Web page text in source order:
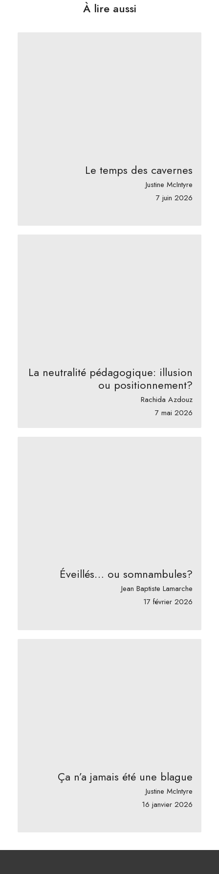
À lire aussi
Le temps des cavernes
Justine McIntyre
7 juin 2026
La neutralité pédagogique: illusion
ou positionnement?
Rachida Azdouz
7 mai 2026
Éveillés… ou somnambules?
Jean Baptiste Lamarche
17 février 2026
Ça n’a jamais été une blague
Justine McIntyre
16 janvier 2026